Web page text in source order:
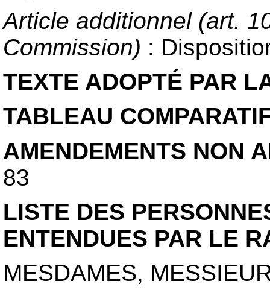
Article additionnel (art.
Commission) :
TEXTE ADOPTÉ PAR
TABLEAU
AMENDEMENTS NON
83
LISTE DES
ENTENDUES PAR LE
MESDAMES,